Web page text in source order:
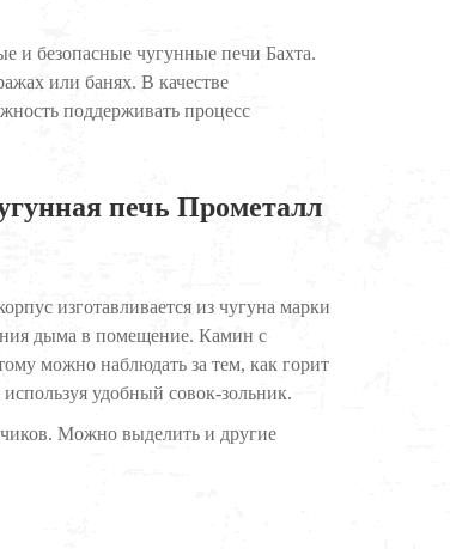
и безопасные чугунные печи Бахта.
или банях. В качестве
поддерживать процесс
печь Прометалл
изготавливается из чугуна марки
дыма в помещение. Камин с
можно наблюдать за тем, как горит
удобный совок-зольник.
Можно выделить и другие